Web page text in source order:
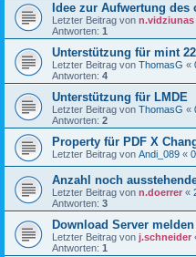
Idee zur Aufwertung des
Letzter Beitrag von n.vidziunas
Antworten: 1
Unterstützung für mint
Letzter Beitrag von ThomasG «
Antworten: 4
Unterstützung für LMDE
Letzter Beitrag von ThomasG «
Antworten: 2
Property für PDF X
Letzter Beitrag von Andi_089 «
Anzahl noch
Letzter Beitrag von n.doerrer «
Antworten: 3
Download Server
Letzter Beitrag von j.schneider
Antworten: 1